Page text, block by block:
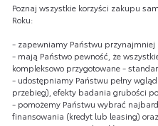
Poznaj wszystkie korzyści zakupu
Roku:
- zapewniamy Państwu przynajmniej
- mają Państwo pewność, że
kompleksowo przygotowane -
- udostępniamy Państwu pełny
przebieg), efekty badania grubości
- pomożemy Państwu wybrać
finansowania (kredyt lub leasing)